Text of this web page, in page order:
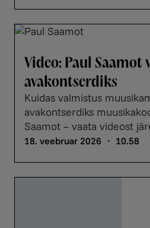
Video: Paul Saamot
avakontserdiks
Kuidas valmistus
avakontserdiks
Saamot – vaata videost
18. veebruar 2026 ・ 10.58